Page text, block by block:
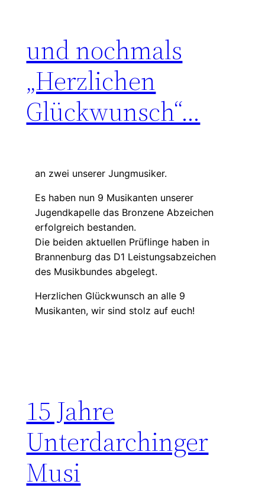
springen
und nochmals
„Herzlichen
Glückwunsch“…
an zwei unserer Jungmusiker.
Es haben nun 9 Musikanten unserer
Jugendkapelle das Bronzene Abzeichen
erfolgreich bestanden.
Die beiden aktuellen Prüflinge haben in
Brannenburg das D1 Leistungsabzeichen
des Musikbundes abgelegt.
Herzlichen Glückwunsch an alle 9
Musikanten, wir sind stolz auf euch!
15 Jahre
Unterdarchinger
Musi